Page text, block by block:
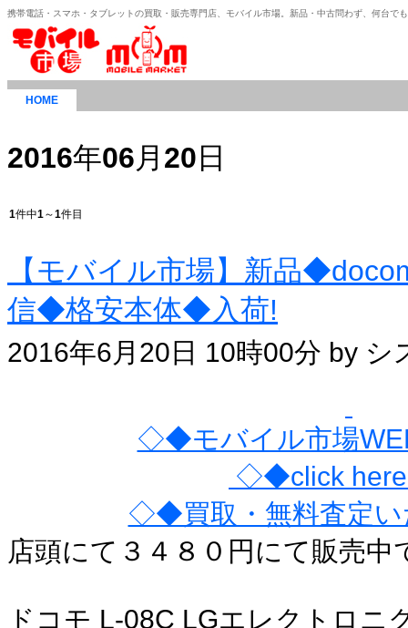
携帯電話・スマホ・タブレットの買取・販売専門店、モバイル市場。新品・中古問わず、何台で
HOME
2016年06月 20 日
1件中1～1件目
【モバイル市場】新品
信◆格安本体◆入荷!
2016年6月20日 10時00分 by
◇◆モバイル市場
◇◆click
◇◆買取・無料査定
店頭にて３４８０円にて販売中
ドコモ L-08C LGエレクトロニ